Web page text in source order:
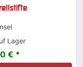
Lager
€ *